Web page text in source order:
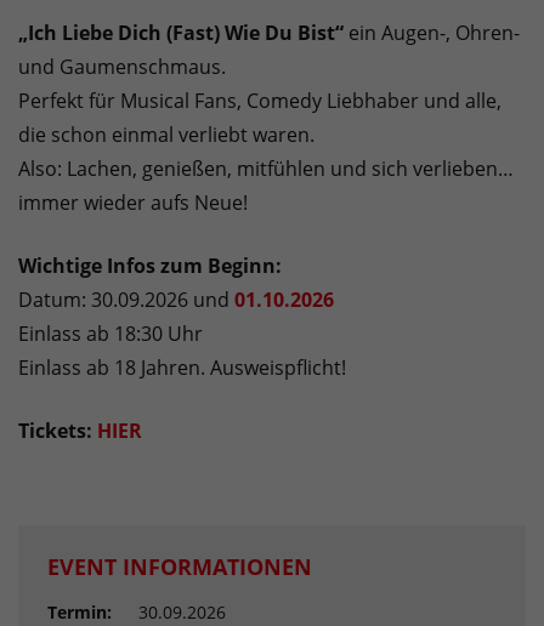
„Ich Liebe Dich (Fast) Wie Du Bist“ ein Augen-, Ohren-
und Gaumenschmaus.
Perfekt für Musical Fans, Comedy Liebhaber und alle,
die schon einmal verliebt waren.
Also: Lachen, genießen, mitfühlen und sich verlieben…
immer wieder aufs Neue!
Wichtige Infos zum Beginn:
Datum: 30.09.2026 und 01.10.2026
Einlass ab 18:30 Uhr
Einlass ab 18 Jahren. Ausweispflicht!
Tickets: HIER
EVENT INFORMATIONEN
Termin:
30.09.2026